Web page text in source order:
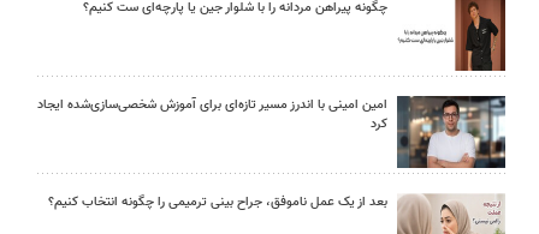
چگونه پیراهن مردانه را با شلوار جین یا پارچه‌ای ست کنیم؟
امین امینی با اندرز مسیر تازه‌ای برای آموزش شخصی‌سازی‌شده ایجاد
کرد
بعد از یک عمل ناموفق، جراح بینی ترمیمی را چگونه انتخاب کنیم؟